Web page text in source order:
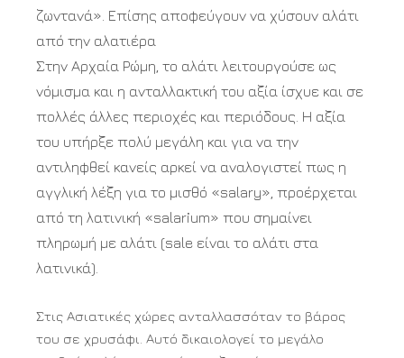
ζωντανά». Επίσης αποφεύγουν να χύσουν αλάτι
από την αλατιέρα
Στην Αρχαία Ρώμη, το αλάτι λειτουργούσε ως
νόμισμα και η ανταλλακτική του αξία ίσχυε και σε
πολλές άλλες περιοχές και περιόδους. Η αξία
του υπήρξε πολύ μεγάλη και για να την
αντιληφθεί κανείς αρκεί να αναλογιστεί πως η
αγγλική λέξη για το μισθό «salary», προέρχεται
από τη λατινική «salarium» που σημαίνει
πληρωμή με αλάτι (sale είναι το αλάτι στα
λατινικά).
Στις Ασιατικές χώρες ανταλλασσόταν το βάρος
του σε χρυσάφι. Αυτό δικαιολογεί το μεγάλο